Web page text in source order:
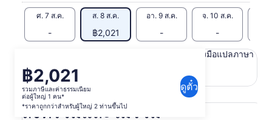
ศ. 7 ส.ค.
-
ส. 8 ส.ค.
฿2,021
อา. 9 ส.ค.
-
จ. 10 ส.ค.
-
ราคา
อยู่
ที่
฿2,021
฿2,021
รวมภาษีและค่าธรรมเนียม
ต่อผู้ใหญ่ 1 คน*
*ราคาถูกกว่าสำหรับผู้ใหญ่ 2 ท่านขึ้นไป
ดูตั๋ว
เนื้อหาในหน้านี้อาจได้รับการแปลด้วยเครื่องมือแปลภาษา
ดูข้อความต้นฉบับ (ภาษาอังกฤษ)
ให้คะแนนและความคิดเห็นการแปลนี้เปิด
ใน
สิ่งที่รวมและไม่รวม